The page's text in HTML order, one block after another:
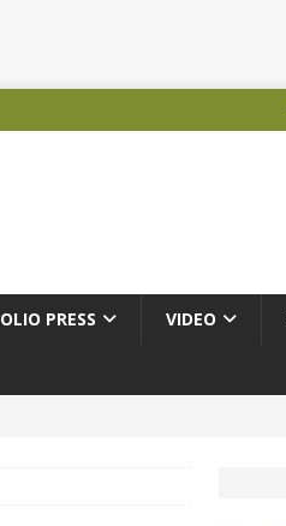
OLIO PRESS VIDEO